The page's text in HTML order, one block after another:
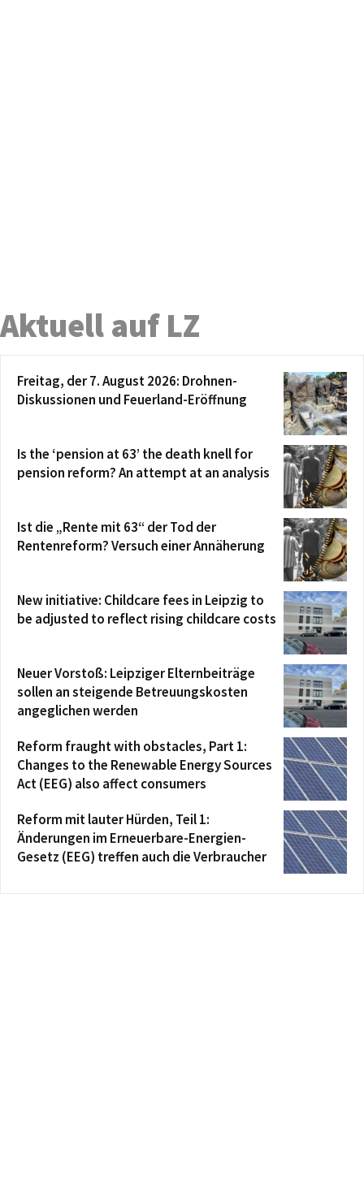
Aktuell auf LZ
Freitag, der 7. August 2026: Drohnen-
Diskussionen und Feuerland-Eröffnung
Is the ‘pension at 63’ the death knell for
pension reform? An attempt at an analysis
Ist die „Rente mit 63“ der Tod der
Rentenreform? Versuch einer Annäherung
New initiative: Childcare fees in Leipzig to
be adjusted to reflect rising childcare costs
Neuer Vorstoß: Leipziger Elternbeiträge
sollen an steigende Betreuungskosten
angeglichen werden
Reform fraught with obstacles, Part 1:
Changes to the Renewable Energy Sources
Act (EEG) also affect consumers
Reform mit lauter Hürden, Teil 1:
Änderungen im Erneuerbare-Energien-
Gesetz (EEG) treffen auch die Verbraucher